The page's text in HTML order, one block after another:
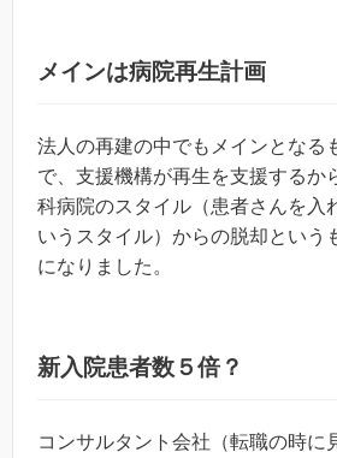
メインは病院再生計画
法人の再建の中でもメインとなる
で、支援機構が再生を支援するか
科病院のスタイル（患者さんを入
いうスタイル）からの脱却という
になりました。
新入院患者数５倍？
コンサルタント会社（転職の時に